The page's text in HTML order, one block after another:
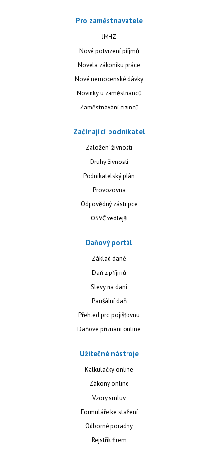
Pro zaměstnavatele
JMHZ
Nové potvrzení příjmů
Novela zákoníku práce
Nové nemocenské dávky
Novinky u zaměstnanců
Zaměstnávání cizinců
Začínající podnikatel
Založení živnosti
Druhy živností
Podnikatelský plán
Provozovna
Odpovědný zástupce
OSVČ vedlejší
Daňový portál
Základ daně
Daň z příjmů
Slevy na dani
Paušální daň
Přehled pro pojišťovnu
Daňové přiznání online
Užitečné nástroje
Kalkulačky online
Zákony online
Vzory smluv
Formuláře ke stažení
Odborné poradny
Rejstřík firem